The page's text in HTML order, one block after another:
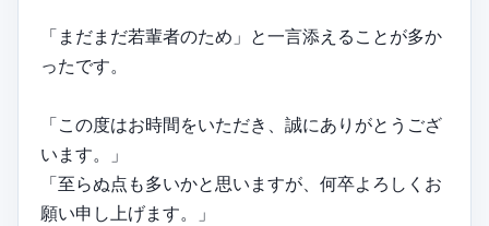
「まだまだ若輩者のため」と一言添えることが多か
ったです。
「この度はお時間をいただき、誠にありがとうござ
います。」
「至らぬ点も多いかと思いますが、何卒よろしくお
願い申し上げます。」